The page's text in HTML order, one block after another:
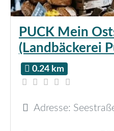
PUCK Mein
(Landbäckerei
0.24 km
Adresse: